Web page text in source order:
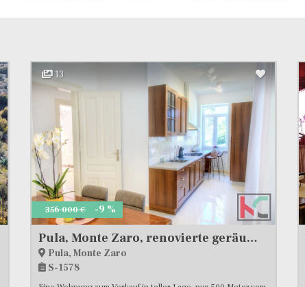
13
356 000 € -9 %
Pula, Monte Zaro, renovierte geräumige Wohnung 89,64m2 mit Garage, #Verkauf
Pula, Monte Zaro
S-1578